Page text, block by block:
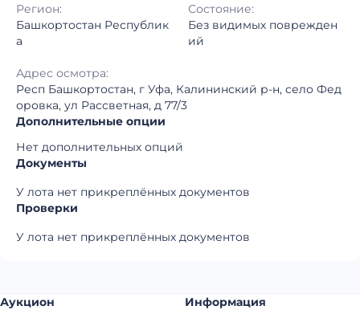
Регион:
Башкортостан Республик
а
Состояние:
Без видимых поврежден
ий
Адрес осмотра:
Респ Башкортостан, г Уфа, Калининский р-н, село Фед
оровка, ул Рассветная, д 77/3
Дополнительные опции
Нет дополнительных опций
Документы
У лота нет прикреплённых документов
Проверки
У лота нет прикреплённых документов
Аукцион Информация